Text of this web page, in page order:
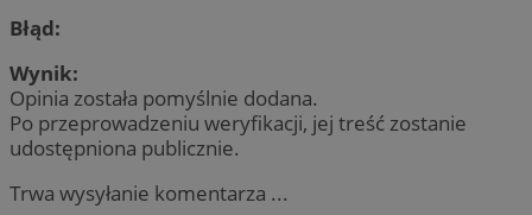
Błąd:
Wynik:
Opinia została pomyślnie dodana.
Po przeprowadzeniu weryfikacji, jej treść zostanie
udostępniona publicznie.
Trwa wysyłanie komentarza ...